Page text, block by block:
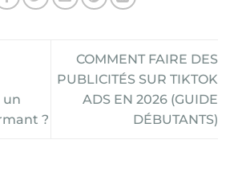
un
?
COMMENT FAIRE DES
PUBLICITÉS SUR TIKTOK
ADS EN 2026 (GUIDE
DÉBUTANTS)